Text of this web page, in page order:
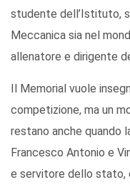
studente dell’Istituto,
Meccanica sia nel
allenatore e dirigente
Il Memorial vuole
competizione, ma un
restano anche quando
Francesco Antonio e
e servitore dello stato,